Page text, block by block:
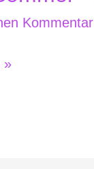
Kommentar
»